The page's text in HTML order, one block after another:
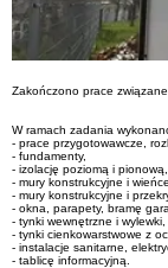
Zakończono prace
W ramach zadania
- prace przygotowawcze,
- fundamenty,
- izolację poziomą i pionową,
- mury konstrukcyjne i wieńce,
- mury konstrukcyjne i
- okna, parapety, bramę
- tynki wewnętrzne i wylewki,
- tynki cienkowarstwowe z
- instalacje sanitarne,
- tablicę informacyjną.